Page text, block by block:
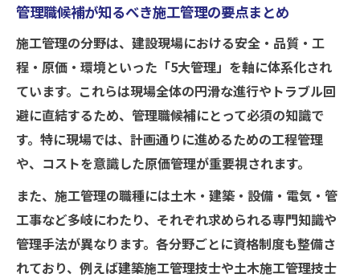
管理職候補が知るべき施工管理の要点まとめ
施工管理の分野は、建設現場における安全・品質・工
程・原価・環境といった「5大管理」を軸に体系化され
ています。これらは現場全体の円滑な進行やトラブル回
避に直結するため、管理職候補にとって必須の知識で
す。特に現場では、計画通りに進めるための工程管理
や、コストを意識した原価管理が重要視されます。
また、施工管理の職種には土木・建築・設備・電気・管
工事など多岐にわたり、それぞれ求められる専門知識や
管理手法が異なります。各分野ごとに資格制度も整備さ
れており、例えば建築施工管理技士や土木施工管理技士